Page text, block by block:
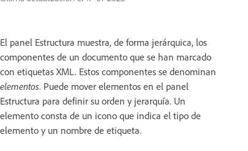
El panel Estructura muestra, de forma jerárquica, los
componentes de un documento que se han marcado
con etiquetas XML. Estos componentes se denominan
elementos. Puede mover elementos en el panel
Estructura para definir su orden y jerarquía. Un
elemento consta de un icono que indica el tipo de
elemento y un nombre de etiqueta.